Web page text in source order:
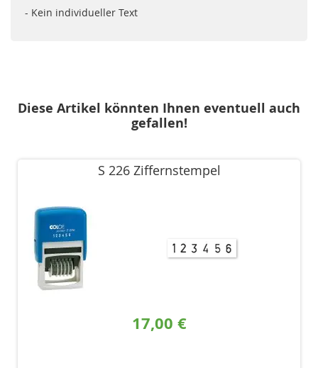
- Kein individueller Text
Diese Artikel könnten Ihnen eventuell auch
gefallen!
S 226 Ziffernstempel
17,00 €